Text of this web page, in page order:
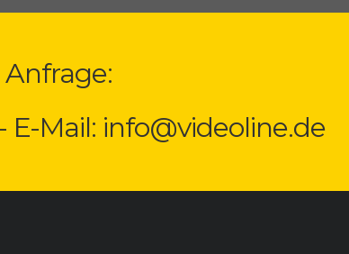
E-Mail: info@videoline.de